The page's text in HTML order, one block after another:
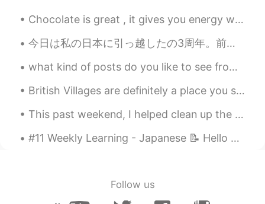
JP EN
口の中まで！
さくら 2020.05.21 01:52
美しいですね～
Chocolate is great , it gives you energy which can be used to ......go buy more chocolate!🤣🤣🤣😂😂🤷‍♀️
今日は私の日本に引っ越したの3周年。前の三年はすごく楽しくて面白かった。これは私の好きな写真。将来を楽しみにしています！頑張ります！ Today is the third anniversar...
what kind of posts do you like to see from english speakers? なにどんな英語の投稿は見れ好きですか 自分としてはもっと日本語を話...
British Villages are definitely a place you should visit when you come to the UK 😊 ブリティッシュ ビレッジは...
This past weekend, I helped clean up the cottage. I worked with my father to stack the bunk beds...
#11 Weekly Learning - Japanese 📝 Hello HT friends 😄, Welcome to my weekly learning of 🇰🇷🇯🇵🇷🇺 ...
Follow us